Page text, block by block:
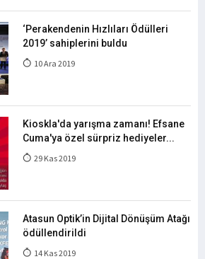
‘Perakendenin Hızlıları Ödülleri
2019’ sahiplerini buldu
10 Ara 2019
Kioskla'da yarışma zamanı! Efsane
Cuma'ya özel sürpriz hediyeler...
29 Kas 2019
Atasun Optik’in Dijital Dönüşüm Atağı
ödüllendirildi
14 Kas 2019